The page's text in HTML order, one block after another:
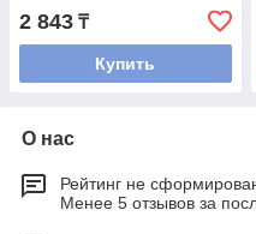
2 843 ₸
Купить
О нас
Рейтинг не
Менее 5 отзывов за